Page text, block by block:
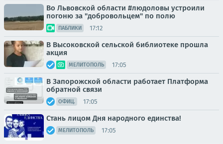
Во Львовской области #людоловы устроили
погоню за "добровольцем" по полю
ПАБЛИКИ 17:12
В Высоковской сельской библиотеке прошла
акция
МЕЛИТОПОЛЬ 17:05
В Запорожской области работает Платформа
обратной связи
ОФИЦ. 17:05
Стань лицом Дня народного единства!
МЕЛИТОПОЛЬ 17:05